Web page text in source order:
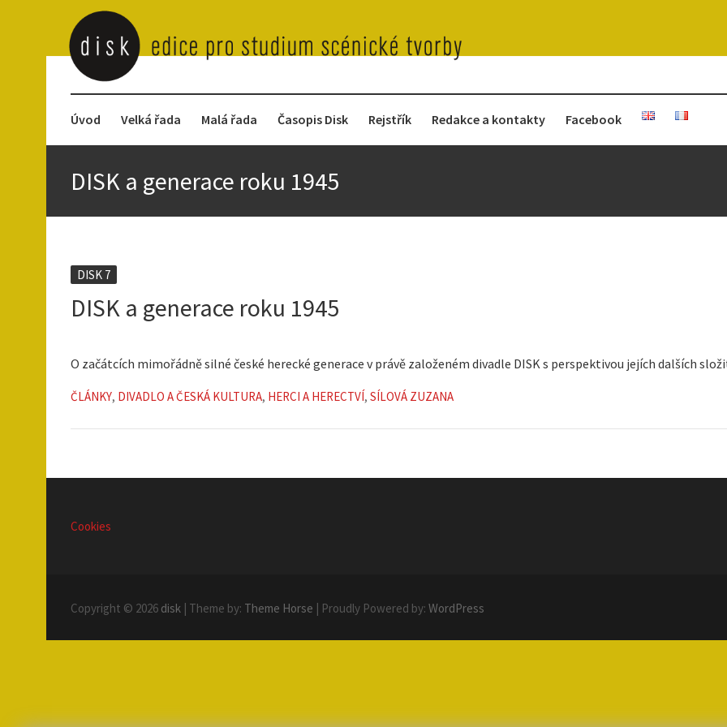
Úvod Velká řada Malá řada Časopis Disk Rejstřík Redakce a kontakty Facebook
DISK a generace roku 1945
DISK 7
DISK a generace roku 1945
O začátcích mimořádně silné české herecké generace v právě založeném divadle DISK s perspektivou jejích dalších
ČLÁNKY, DIVADLO A ČESKÁ KULTURA, HERCI A HERECTVÍ, SÍLOVÁ ZUZANA
Cookies
Copyright © 2026 disk | Theme by: Theme Horse | Proudly Powered by: WordPress